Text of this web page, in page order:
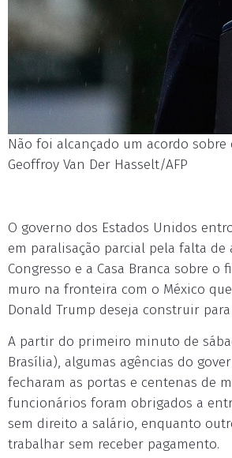
Não foi alcançado um acordo sobre
Geoffroy Van Der Hasselt/AFP
O governo dos Estados Unidos
em paralisação parcial pela falta de
Congresso e a Casa Branca sobre o
muro na fronteira com o México
Donald Trump deseja construir
A partir do primeiro minuto de
Brasília), algumas agências do
fecharam as portas e centenas de
funcionários foram obrigados a
sem direito a salário, enquanto
trabalhar sem receber pagamento.